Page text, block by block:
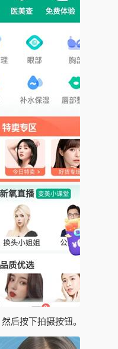
后按下拍摄按钮。